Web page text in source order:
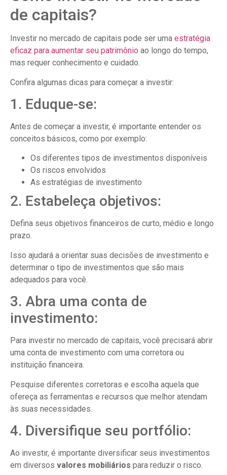
de capitais?
Investir no mercado de capitais pode ser uma estratégia
eficaz para aumentar seu patrimônio ao longo do tempo,
mas requer conhecimento e cuidado.
Confira algumas dicas para começar a investir:
1. Eduque-se:
Antes de começar a investir, é importante entender os
conceitos básicos, como por exemplo:
Os diferentes tipos de investimentos disponíveis
Os riscos envolvidos
As estratégias de investimento
2. Estabeleça objetivos:
Defina seus objetivos financeiros de curto, médio e longo
prazo.
Isso ajudará a orientar suas decisões de investimento e
determinar o tipo de investimentos que são mais
adequados para você.
3. Abra uma conta de
investimento:
Para investir no mercado de capitais, você precisará abrir
uma conta de investimento com uma corretora ou
instituição financeira.
Pesquise diferentes corretoras e escolha aquela que
ofereça as ferramentas e recursos que melhor atendam
às suas necessidades.
4. Diversifique seu portfólio:
Ao investir, é importante diversificar seus investimentos
em diversos valores mobiliários para reduzir o risco.